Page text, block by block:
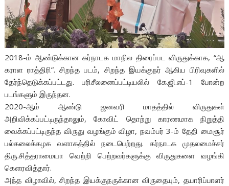
2018-ம் ஆண்டுக்கான கர்நாடக மாநில திரைப்பட விருதுக்காக, “ஆ
கராள ராத்திரி”. சிறந்த படம், சிறந்த இயக்குநர் ஆகிய பிரிவுகளில்
தேர்ந்தெடுக்கப்பட்டது. பரிசீலனைப்பட்டியலில் கே.ஜி.எப்-1 போன்ற
படங்களும் இருந்தன.
2020-ஆம் ஆண்டு ஜனவரி மாதத்தில் விருதுகள்
அறிவிக்கப்பட்டிருந்தாலும், கோவிட் தொற்று காரணமாக நிறுத்தி
வைக்கப்பட்டிருந்த விருது வழங்கும் விழா, நவம்பர் 3-ம் தேதி மைசூர்
பல்கலைக்கழக வளாகத்தில் நடைபெற்றது. கர்நாடக முதலமைச்சர்
திரு.சித்தராமையா வெற்றி பெற்றவர்களுக்கு விருதுகளை வழங்கி
கௌரவித்தார்.
அந்த விழாவில், சிறந்த இயக்குநருக்கான விருதையும், தயாரிப்பாளர்